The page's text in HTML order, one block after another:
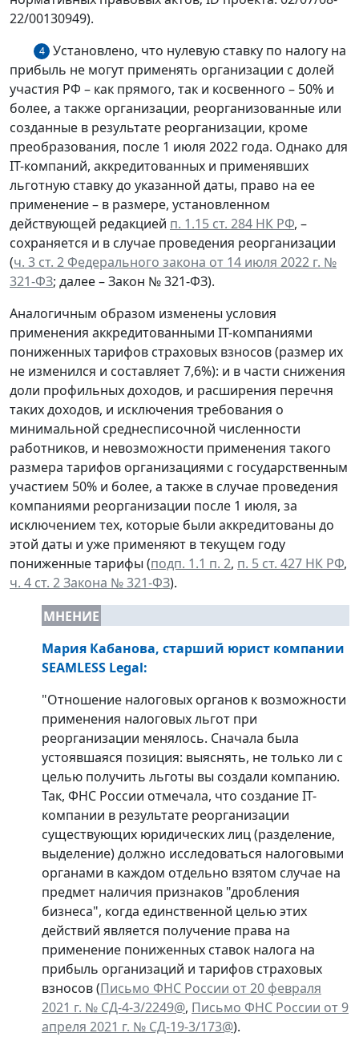
22/00130949).
4
Установлено, что нулевую ставку по налогу на
прибыль не могут применять организации с долей
участия РФ – как прямого, так и косвенного – 50% и
более, а также организации, реорганизованные или
созданные в результате реорганизации, кроме
преобразования, после 1 июля 2022 года. Однако для
IT-компаний, аккредитованных и применявших
льготную ставку до указанной даты, право на ее
применение – в размере, установленном
действующей редакцией п. 1.15 ст. 284 НК РФ, –
сохраняется и в случае проведения реорганизации
(ч. 3 ст. 2 Федерального закона от 14 июля 2022 г. №
321-ФЗ; далее – Закон № 321-ФЗ).
Аналогичным образом изменены условия
применения аккредитованными IT-компаниями
пониженных тарифов страховых взносов (размер их
не изменился и составляет 7,6%): и в части снижения
доли профильных доходов, и расширения перечня
таких доходов, и исключения требования о
минимальной среднесписочной численности
работников, и невозможности применения такого
размера тарифов организациями с государственным
участием 50% и более, а также в случае проведения
компаниями реорганизации после 1 июля, за
исключением тех, которые были аккредитованы до
этой даты и уже применяют в текущем году
пониженные тарифы (подп. 1.1 п. 2, п. 5 ст. 427 НК РФ,
ч. 4 ст. 2 Закона № 321-ФЗ).
МНЕНИЕ
Мария Кабанова, старший юрист компании
SEAMLESS Legal:
"Отношение налоговых органов к возможности
применения налоговых льгот при
реорганизации менялось. Сначала была
устоявшаяся позиция: выяснять, не только ли с
целью получить льготы вы создали компанию.
Так, ФНС России отмечала, что создание IT-
компании в результате реорганизации
существующих юридических лиц (разделение,
выделение) должно исследоваться налоговыми
органами в каждом отдельно взятом случае на
предмет наличия признаков "дробления
бизнеса", когда единственной целью этих
действий является получение права на
применение пониженных ставок налога на
прибыль организаций и тарифов страховых
взносов (Письмо ФНС России от 20 февраля
2021 г. № СД-4-3/2249@, Письмо ФНС России от 9
апреля 2021 г. № СД-19-3/173@).